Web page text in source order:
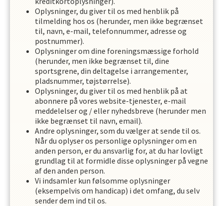
Oplysninger, du giver til os med henblik på
tilmelding hos os (herunder, men ikke begrænset
til, navn, e-mail, telefonnummer, adresse og
postnummer).
Oplysninger om dine foreningsmæssige forhold
(herunder, men ikke begrænset til, dine
sportsgrene, din deltagelse i arrangementer,
pladsnummer, tøjstørrelse).
Oplysninger, du giver til os med henblik på at
abonnere på vores website-tjenester, e-mail
meddelelser og / eller nyhedsbreve (herunder men
ikke begrænset til navn, email).
Andre oplysninger, som du vælger at sende til os.
Når du oplyser os personlige oplysninger om en
anden person, er du ansvarlig for, at du har lovligt
grundlag til at formidle disse oplysninger på vegne
af den anden person.
Vi indsamler kun følsomme oplysninger
(eksempelvis om handicap) i det omfang, du selv
sender dem ind til os.